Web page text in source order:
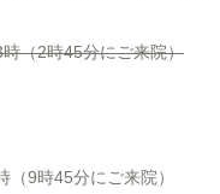
（2時45分にご来院）
9時45分にご来院）